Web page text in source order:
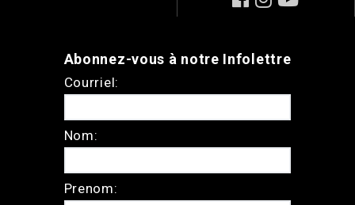
Abonnez-vous à notre Infolettre
Courriel:
Nom:
Prenom: